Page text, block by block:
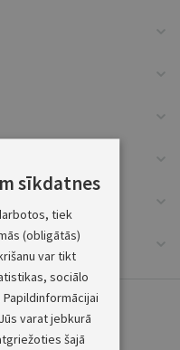
sīkdatnes
tiek
(obligātās)
var tikt
sociālo
varat jebkurā
šajā